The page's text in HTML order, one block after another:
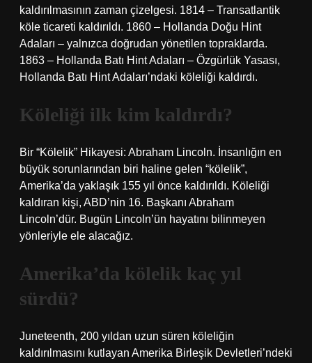
kaldırılmasının zaman çizelgesi. 1814 – Transatlantik
köle ticareti kaldırıldı. 1860 – Hollanda Doğu Hint
Adaları – yalnızca doğrudan yönetilen topraklarda.
1863 – Hollanda Batı Hint Adaları – Özgürlük Yasası,
Hollanda Batı Hint Adaları’ndaki köleliği kaldırdı.
Köleliği ilk kim kaldırdı?
Bir “Kölelik” Hikayesi: Abraham Lincoln. İnsanlığın en
büyük sorunlarından biri haline gelen “kölelik”,
Amerika’da yaklaşık 155 yıl önce kaldırıldı. Köleliği
kaldıran kişi, ABD’nin 16. Başkanı Abraham
Lincoln’dür. Bugün Lincoln’ün hayatını bilinmeyen
yönleriyle ele alacağız.
Amerika’da kölelik kaç yıl
sürdü?
Juneteenth, 200 yıldan uzun süren köleliğin
kaldırılmasını kutlayan Amerika Birleşik Devletleri’ndeki